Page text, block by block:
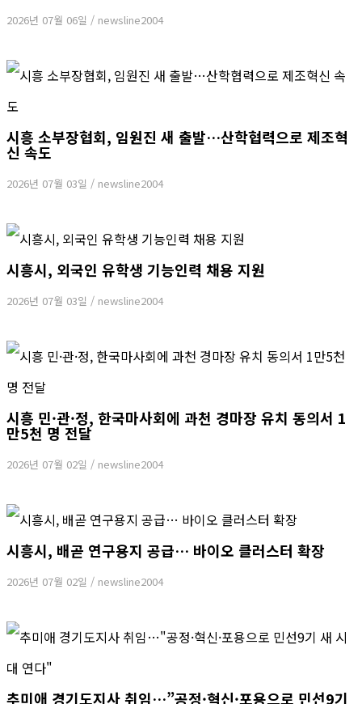
2026년 07월 06일 / newsline2004
시흥 소부장협회, 임원진 새 출발…산학협력으로 제조혁
신 속도
2026년 07월 03일 / newsline2004
시흥시, 외국인 유학생 기능인력 채용 지원
2026년 07월 03일 / newsline2004
시흥 민·관·정, 한국마사회에 과천 경마장 유치 동의서 1
만5천 명 전달
2026년 07월 02일 / newsline2004
시흥시, 배곧 연구용지 공급… 바이오 클러스터 확장
2026년 07월 02일 / newsline2004
추미애 경기도지사 취임…”공정·혁신·포용으로 민선9기